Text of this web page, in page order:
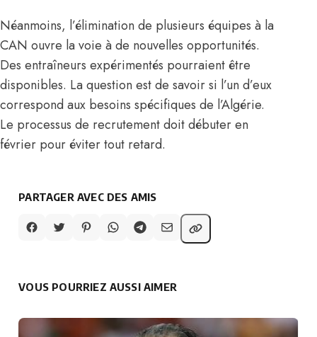
Néanmoins, l’élimination de plusieurs équipes à la
CAN ouvre la voie à de nouvelles opportunités.
Des entraîneurs expérimentés pourraient être
disponibles. La question est de savoir si l’un d’eux
correspond aux besoins spécifiques de l’Algérie.
Le processus de recrutement doit débuter en
février pour éviter tout retard.
PARTAGER AVEC DES AMIS
VOUS POURRIEZ AUSSI AIMER